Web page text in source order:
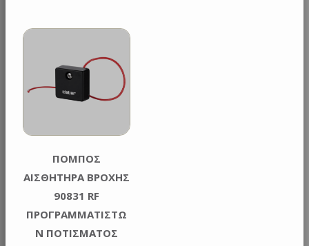
ΠΟΜΠΟΣ
ΑΙΣΘΗΤΗΡΑ ΒΡΟΧΗΣ
90831 RF
ΠΡΟΓΡΑΜΜΑΤΙΣΤΩ
Ν ΠΟΤΙΣΜΑΤΟΣ